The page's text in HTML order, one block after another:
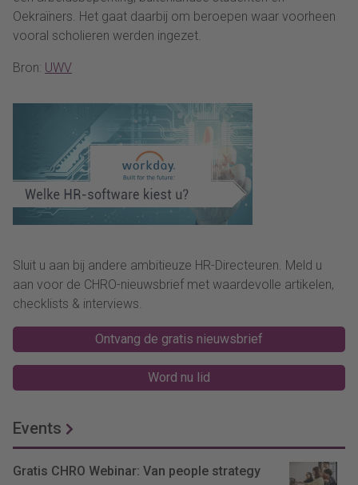
Oekraïners. Het gaat daarbij om beroepen waar voorheen
vooral scholieren werden ingezet.
Bron: UWV
Sluit u aan bij andere ambitieuze HR-Directeuren. Meld u
aan voor de CHRO-nieuwsbrief met waardevolle artikelen,
checklists & interviews.
Ontvang de gratis nieuwsbrief
Word nu lid
Events
Gratis CHRO Webinar: Van people strategy